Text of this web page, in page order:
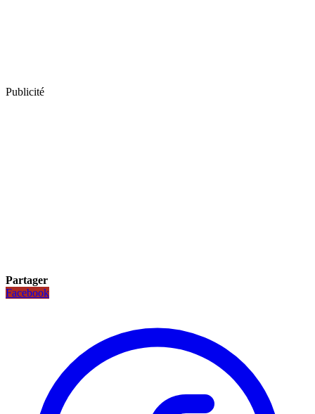
Publicité
Partager
Facebook